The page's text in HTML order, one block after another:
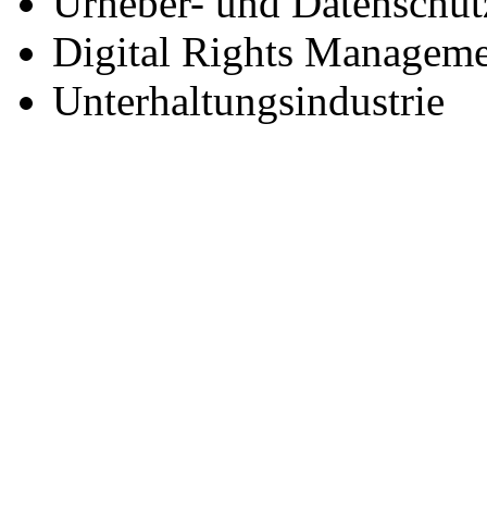
Digital Rights
Unterhaltungsindustrie